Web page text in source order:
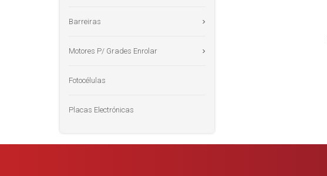
Barreiras
Motores P/ Grades Enrolar
Fotocélulas
Placas Electrónicas